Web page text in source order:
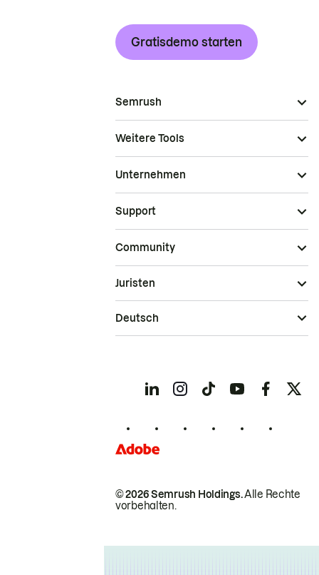
Gratisdemo starten
Semrush
Weitere Tools
Unternehmen
Support
Community
© 2026 Semrush Holdings.Alle Rechte
vorbehalten.
Juristen
Deutsch